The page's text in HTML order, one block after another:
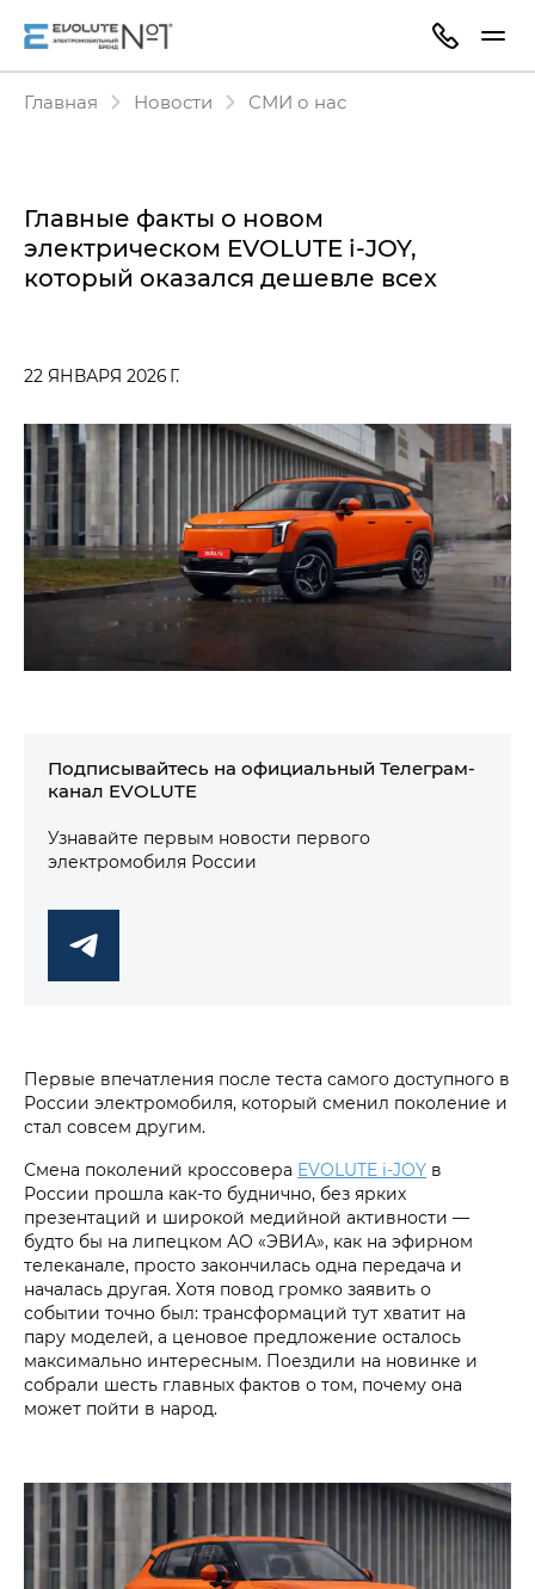
Главная Новости СМИ о нас
Главные факты о новом
электрическом EVOLUTE i‑JOY,
который оказался дешевле всех
22 ЯНВАРЯ 2026 Г.
Подписывайтесь на официальный Телеграм-
канал EVOLUTE
Узнавайте первым новости первого
электромобиля России
Первые впечатления после теста самого доступного в
России электромобиля, который сменил поколение и
стал совсем другим.
Смена поколений кроссовера EVOLUTE i‑JOY в
России прошла как-то буднично, без ярких
презентаций и широкой медийной активности —
будто бы на липецком АО «ЭВИА», как на эфирном
телеканале, просто закончилась одна передача и
началась другая. Хотя повод громко заявить о
событии точно был: трансформаций тут хватит на
пару моделей, а ценовое предложение осталось
максимально интересным. Поездили на новинке и
собрали шесть главных фактов о том, почему она
может пойти в народ.